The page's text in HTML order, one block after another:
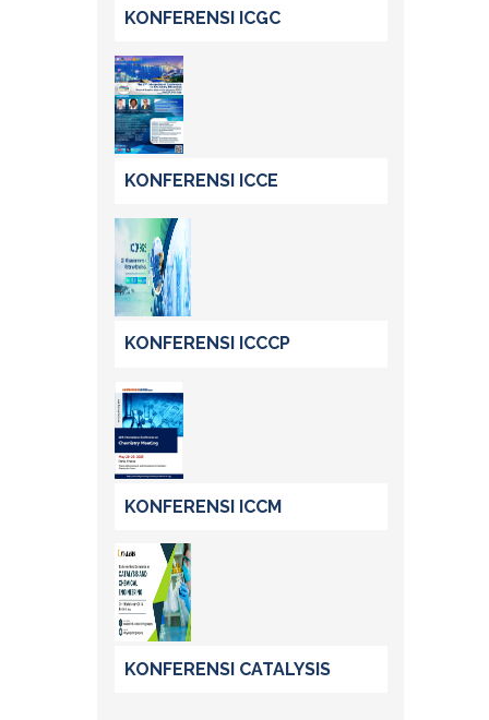
KONFERENSI ICGC
KONFERENSI ICCE
KONFERENSI ICCCP
KONFERENSI ICCM
KONFERENSI CATALYSIS